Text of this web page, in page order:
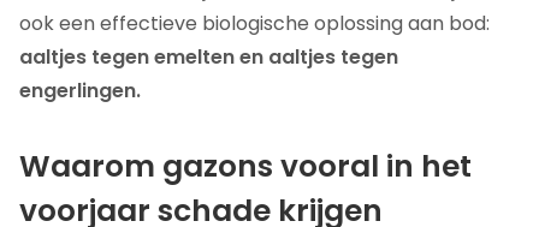
ook een effectieve biologische oplossing aan bod:
aaltjes tegen emelten en aaltjes tegen
engerlingen.
Waarom gazons vooral in het
voorjaar schade krijgen